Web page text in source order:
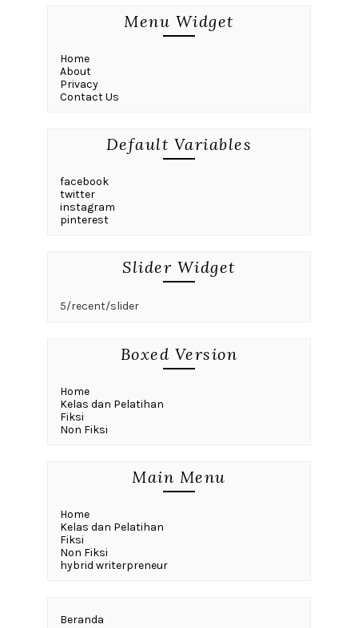
Menu Widget
Home
About
Privacy
Contact Us
Default Variables
facebook
twitter
instagram
pinterest
Slider Widget
5/recent/slider
Boxed Version
Home
Kelas dan Pelatihan
Fiksi
Non Fiksi
Main Menu
Home
Kelas dan Pelatihan
Fiksi
Non Fiksi
hybrid writerpreneur
Beranda